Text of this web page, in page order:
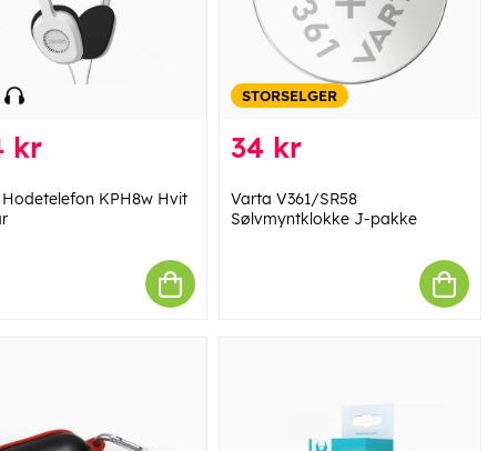
kr
Hodetelefon KPH8w Hvit
STORSELGER
34 kr
Varta V361/SR58
Sølvmyntklokke J-pakke